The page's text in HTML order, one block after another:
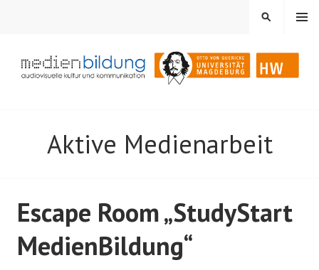
Audiovisuelle Kultur und Kommunikation
MENÜ
SUCHEN
Aktive Medienarbeit
Escape Room „StudyStart
MedienBildung“